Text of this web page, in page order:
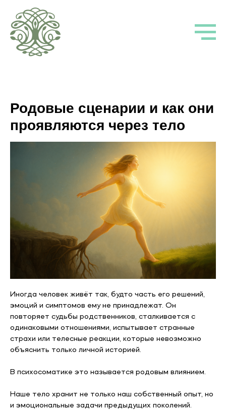
Родовые сценарии и как они
проявляются через тело
Иногда человек живёт так, будто часть его решений,
эмоций и симптомов ему не принадлежат. Он
повторяет судьбы родственников, сталкивается с
одинаковыми отношениями, испытывает странные
страхи или телесные реакции, которые невозможно
объяснить только личной историей.
В психосоматике это называется родовым влиянием.
Наше тело хранит не только наш собственный опыт, но
и эмоциональные задачи предыдущих поколений.